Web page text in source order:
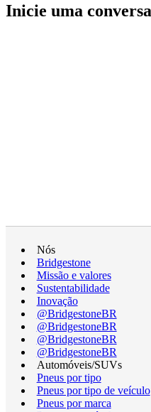
Inicie uma
Nós
Bridgestone
Missão e valores
Sustentabilidade
Inovação
@BridgestoneBR
@BridgestoneBR
@BridgestoneBR
@BridgestoneBR
Automóveis/SUVs
Pneus por tipo
Pneus por tipo de veículo
Pneus por marca